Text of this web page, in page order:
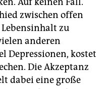
zwischen offen
zu
anderen
Depressionen, kostet
Die Akzeptanz
dabei eine große